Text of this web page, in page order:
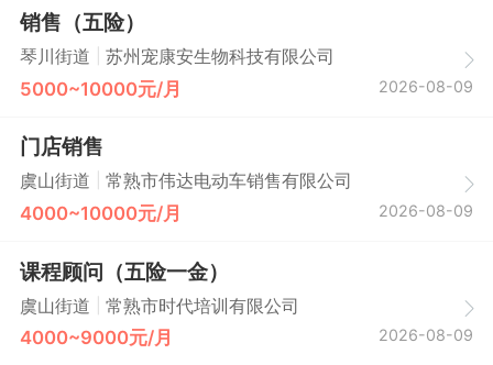
销售（五险）
琴川街道 苏州宠康安生物科技有限公司
5000~10000元/月 2026-08-09
门店销售
虞山街道 常熟市伟达电动车销售有限公司
4000~10000元/月 2026-08-09
课程顾问（五险一金）
虞山街道 常熟市时代培训有限公司
4000~9000元/月 2026-08-09